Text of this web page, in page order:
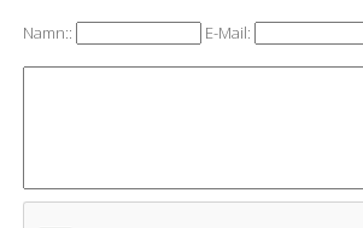
Namn:: E-Mail: